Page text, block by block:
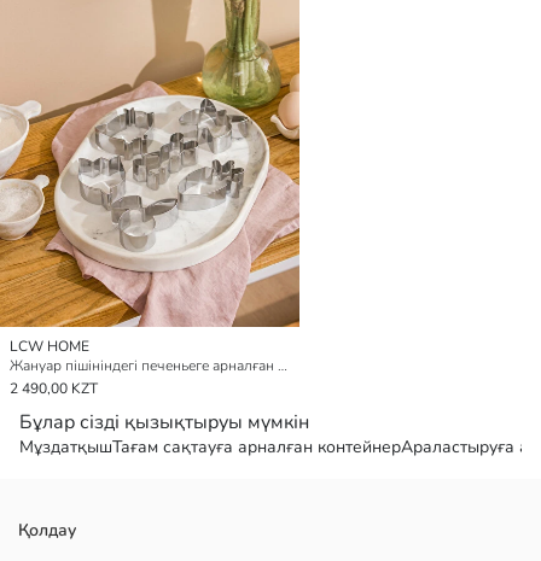
LCW HOME
Жануар пішініндегі печеньеге арналған форма жинағы
2 490,00 KZT
Бұлар сізді қызықтыруы мүмкін
МұздатқышТағам сақтауға арналған контейнерАраластыруға
Қолдау